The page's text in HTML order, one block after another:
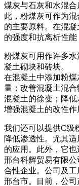
煤灰与石灰和水混
此，粉煤灰可作为
的主要原料。在混
的强度和抗离析性能
粉煤灰可用作许多
凝土砌块和砖块。
在混凝土中添加粉
量；改善混凝土混
混凝土的徐变；降低
增强混凝土的改性作
我们还可以提供C级
降低渗透性。尤其
的应用。此外，它也
邢台科辉贸易有限
合性企业。公司及
邢台市。目前，公